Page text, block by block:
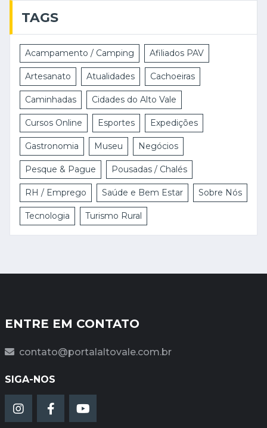
TAGS
Acampamento / Camping Afiliados PAV
Artesanato Atualidades Cachoeiras
Caminhadas Cidades do Alto Vale
Cursos Online Esportes Expedições
Gastronomia Museu Negócios
Pesque & Pague Pousadas / Chalés
RH / Emprego Saúde e Bem Estar Sobre Nós
Tecnologia Turismo Rural
ENTRE EM CONTATO
contato@portalaltovale.com.br
SIGA-NOS